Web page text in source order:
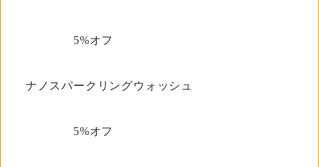
5%オフ
ナノスパークリングウォッシュ
5%オフ